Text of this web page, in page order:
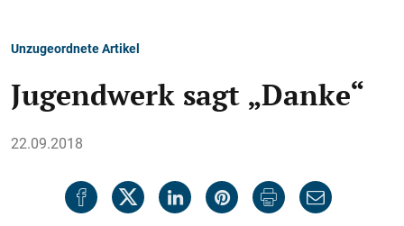
Unzugeordnete Artikel
Jugendwerk sagt „Danke“
22.09.2018